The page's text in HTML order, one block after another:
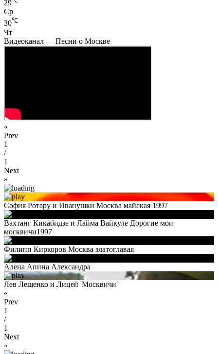
29
Ср
30℃
Чт
Видеоканал — Песни о Москве
«
Prev
1
/
1
Next
»
София Ротару и Иванушки Москва майская 1997
Вахтанг Кикабидзе и Лайма Вайкуле Дорогие мои
москвичи1997
Филипп Киркоров Москва златоглавая
Алена Апина Александра
Лев Лещенко и Лицей 'Москвичи'
«
Prev
1
/
1
Next
»